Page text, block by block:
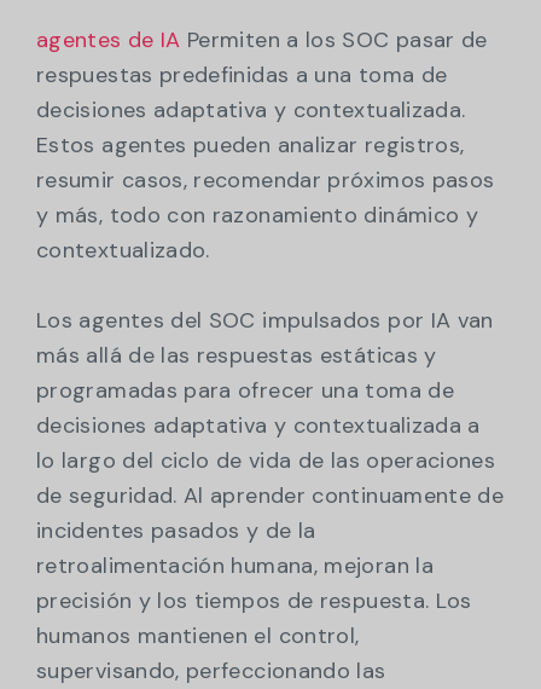
agentes de IA Permiten a los SOC pasar de
respuestas predefinidas a una toma de
decisiones adaptativa y contextualizada.
Estos agentes pueden analizar registros,
resumir casos, recomendar próximos pasos
y más, todo con razonamiento dinámico y
contextualizado.
Los agentes del SOC impulsados por IA van
más allá de las respuestas estáticas y
programadas para ofrecer una toma de
decisiones adaptativa y contextualizada a
lo largo del ciclo de vida de las operaciones
de seguridad. Al aprender continuamente de
incidentes pasados y de la
retroalimentación humana, mejoran la
precisión y los tiempos de respuesta. Los
humanos mantienen el control,
supervisando, perfeccionando las